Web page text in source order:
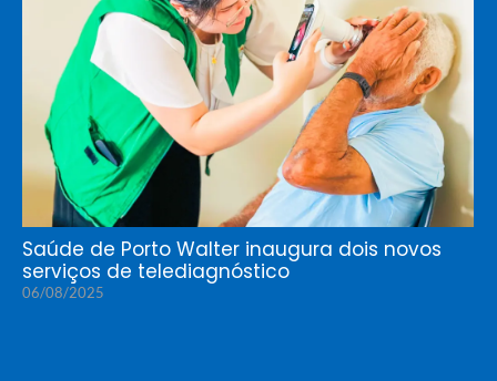
Saúde de Porto Walter inaugura dois novos
serviços de telediagnóstico
06/08/2025